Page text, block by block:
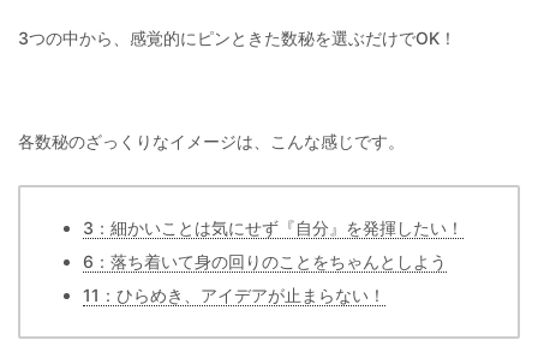
3つの中から、感覚的にピンときた数秘を選ぶだけでOK！
各数秘のざっくりなイメージは、こんな感じです。
3：細かいことは気にせず『自分』を発揮したい！
6：落ち着いて身の回りのことをちゃんとしよう
11：ひらめき、アイデアが止まらない！